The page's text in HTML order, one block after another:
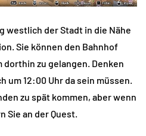
westlich der Stadt in die Nähe
Sie können den Bahnhof
dorthin zu gelangen. Denken
um 12:00 Uhr da sein müssen.
zu spät kommen, aber wenn
Sie an der Quest.